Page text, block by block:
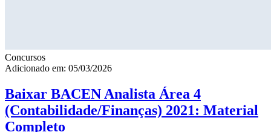
Concursos
Adicionado em: 05/03/2026
Baixar BACEN Analista Área 4
(Contabilidade/Finanças) 2021: Material
Completo